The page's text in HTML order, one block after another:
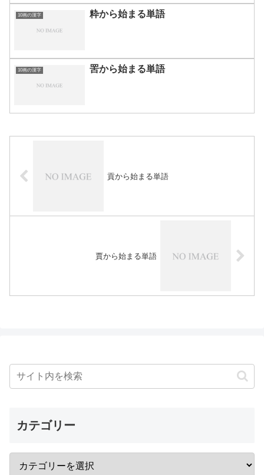
10画の漢字 粋から始まる単語
10画の漢字 罟から始まる単語
貢から始まる単語
賈から始まる単語
カテゴリー